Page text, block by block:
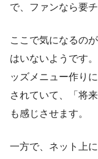
で、ファンなら要
ここで気になるの
はいないようです
ッズメニュー作り
されていて、「将
も感じさせます。
一方で、ネット上